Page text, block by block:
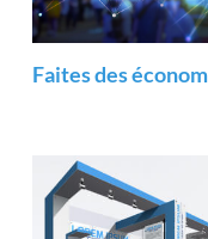
Faites des